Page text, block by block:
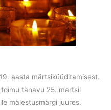
aasta märtsiküüditamisest.
tänavu 25. märtsil
mälestusmärgi juures.